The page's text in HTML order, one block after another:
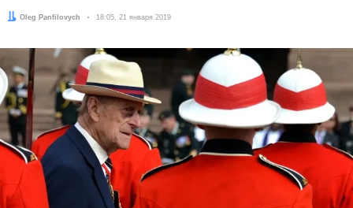
Автор:
Oleg Panfilovych Дата:
18:05, 21 января 2019